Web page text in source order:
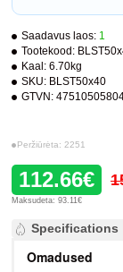
Saadavus laos: 1
Tootekood:
Kaal: 6.70kg
SKU: BLST50x40
GTVN:
Peržiūrėta: 2251
112.66€
Maksudeta: 93.11€
Specifications
Omadused